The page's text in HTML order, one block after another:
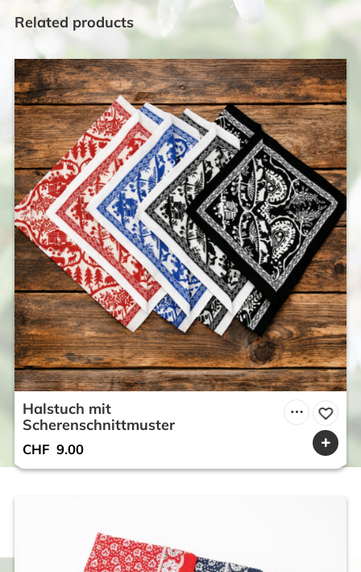
Related products
Halstuch mit
Scherenschnittmuster
CHF 9.00